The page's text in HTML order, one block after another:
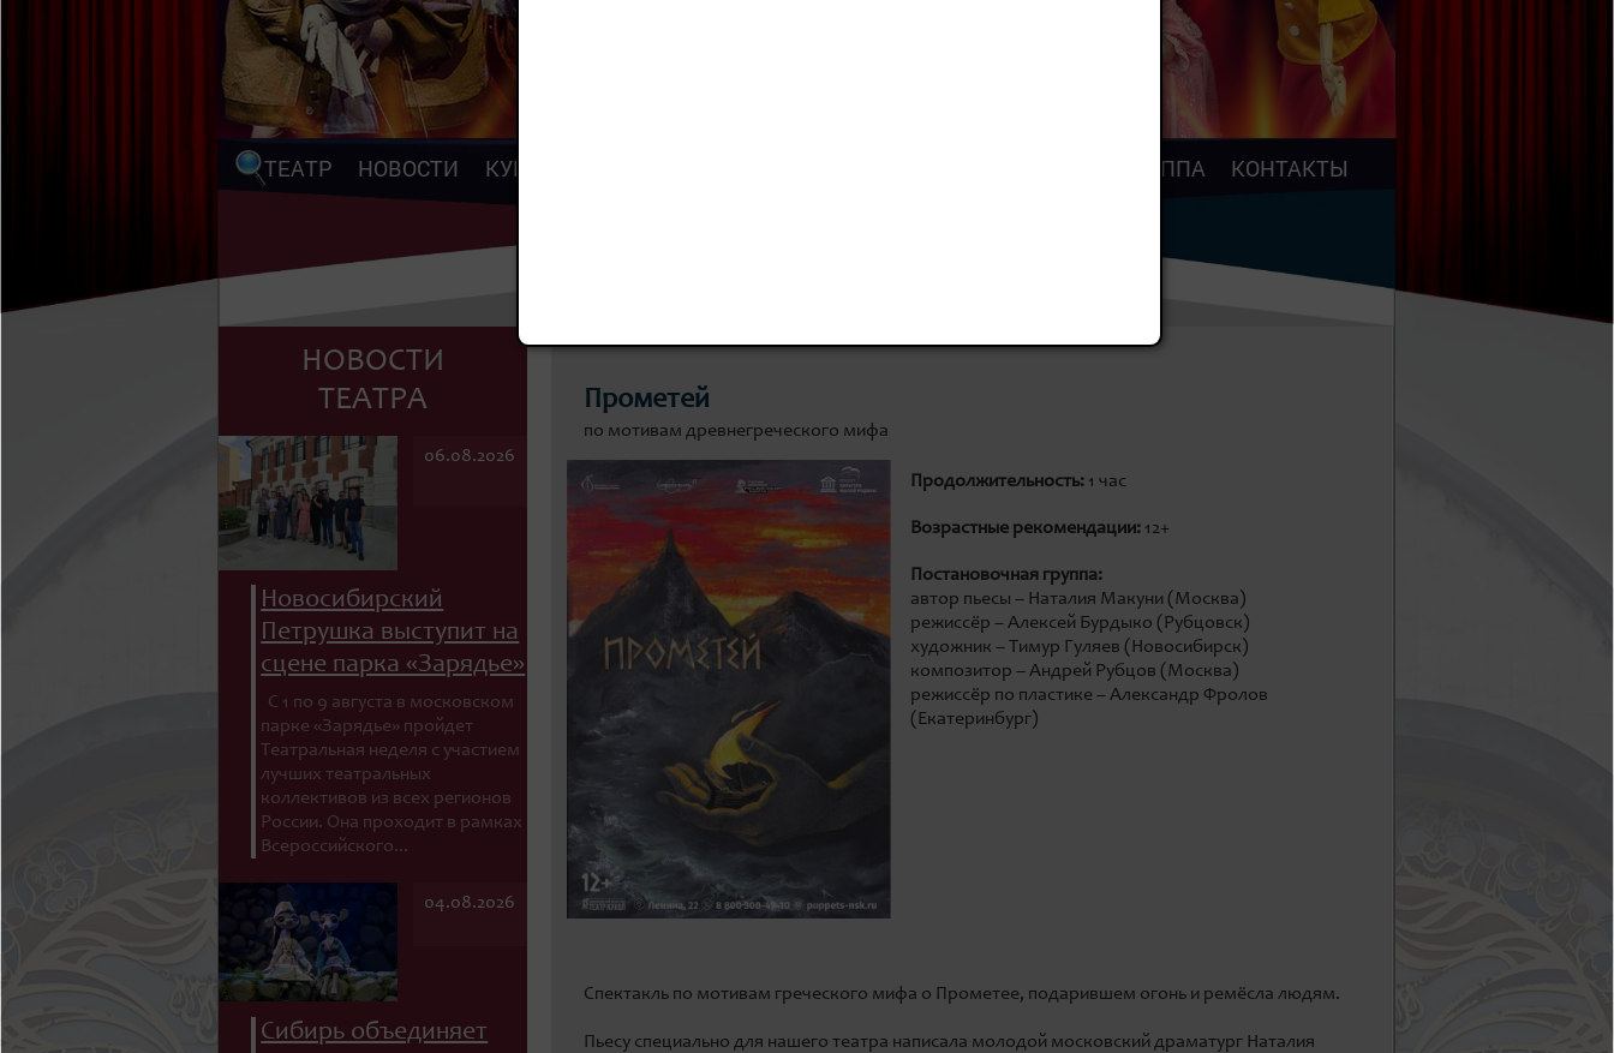
ТЕАТР НОВОСТИ КУПИТЬ БИЛЕТ ТРУППА КОНТАКТЫ
НОВОСТИ
ТЕАТРА
06.08.2026
Новосибирский
Петрушка выступит на
сцене парка «Зарядье»
С 1 по 9 августа в московском
парке «Зарядье» пройдет
Театральная неделя с участием
лучших театральных
коллективов из всех регионов
России. Она проходит в рамках
Всероссийского...
04.08.2026
Сибирь объединяет
Прометей
по мотивам древнегреческого мифа
Продолжительность: 1 час
Возрастные рекомендации: 12+
Постановочная группа:
автор пьесы – Наталия Макуни (Москва)
режиссёр – Алексей Бурдыко (Рубцовск)
художник – Тимур Гуляев (Новосибирск)
композитор – Андрей Рубцов (Москва)
режиссёр по пластике – Александр Фролов
(Екатеринбург)
Спектакль по мотивам греческого мифа о Прометее, подарившем огонь и ремёсла людям.
Пьесу специально для нашего театра написала молодой московский драматург Наталия